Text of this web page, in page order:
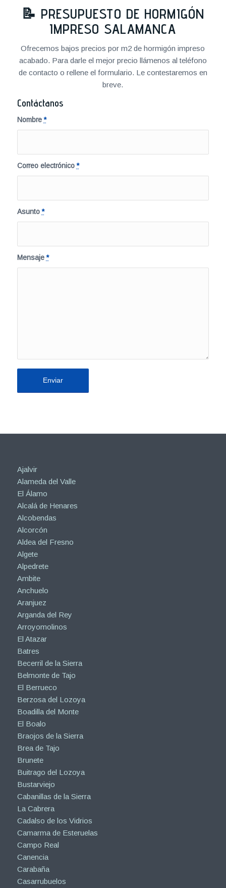
📝 PRESUPUESTO DE HORMIGÓN
IMPRESO SALAMANCA
Ofrecemos bajos precios por m2 de hormigón impreso
acabado. Para darle el mejor precio llámenos al teléfono
de contacto o rellene el formulario. Le contestaremos en
breve.
Contáctanos
Nombre*
Correo electrónico*
Asunto*
Mensaje*
Ajalvir
Alameda del Valle
El Álamo
Alcalá de Henares
Alcobendas
Alcorcón
Aldea del Fresno
Algete
Alpedrete
Ambite
Anchuelo
Aranjuez
Arganda del Rey
Arroyomolinos
El Atazar
Batres
Becerril de la Sierra
Belmonte de Tajo
El Berrueco
Berzosa del Lozoya
Boadilla del Monte
El Boalo
Braojos de la Sierra
Brea de Tajo
Brunete
Buitrago del Lozoya
Bustarviejo
Cabanillas de la Sierra
La Cabrera
Cadalso de los Vidrios
Camarma de Esteruelas
Campo Real
Canencia
Carabaña
Casarrubuelos